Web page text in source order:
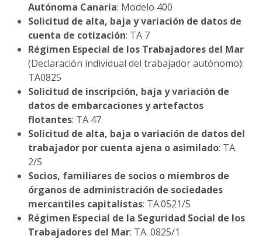
Autónoma Canaria: Modelo 400
Solicitud de alta, baja y variación de datos de
cuenta de cotización: TA 7
Régimen Especial de los Trabajadores del Mar
(Declaración individual del trabajador autónomo):
TA0825
Solicitud de inscripción, baja y variación de
datos de embarcaciones y artefactos
flotantes: TA 47
Solicitud de alta, baja o variación de datos del
trabajador por cuenta ajena o asimilado: TA
2/S
Socios, familiares de socios o miembros de
órganos de administración de sociedades
mercantiles capitalistas: TA.0521/5
Régimen Especial de la Seguridad Social de los
Trabajadores del Mar: TA. 0825/1